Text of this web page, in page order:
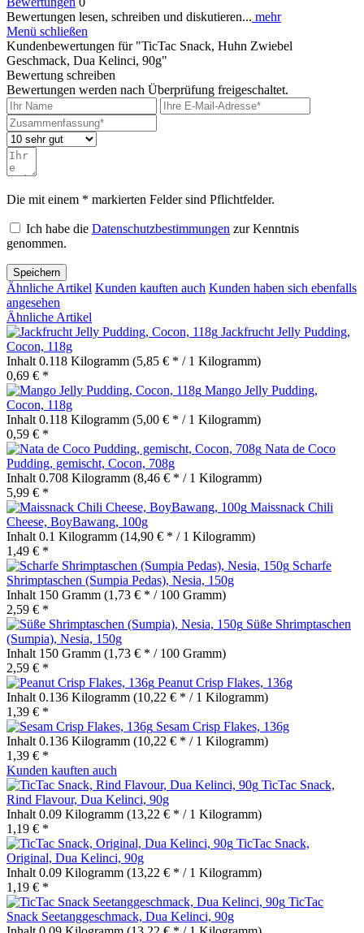
Bewertungen lesen, schreiben und diskutieren... mehr
Menü schließen
Kundenbewertungen für "TicTac Snack, Huhn Zwiebel
Geschmack, Dua Kelinci, 90g"
Bewertung schreiben
Bewertungen werden nach Überprüfung freigeschaltet.
Die mit einem * markierten Felder sind Pflichtfelder.
Ich habe die Datenschutzbestimmungen zur Kenntnis
genommen.
Speichern
Ähnliche Artikel Kunden kauften auch Kunden haben sich ebenfalls
angesehen
Ähnliche Artikel
Jackfrucht Jelly Pudding,
Cocon, 118g
Inhalt 0.118 Kilogramm (5,85 € * / 1 Kilogramm)
0,69 € *
Mango Jelly Pudding,
Cocon, 118g
Inhalt 0.118 Kilogramm (5,00 € * / 1 Kilogramm)
0,59 € *
Nata de Coco
Pudding, gemischt, Cocon, 708g
Inhalt 0.708 Kilogramm (8,46 € * / 1 Kilogramm)
5,99 € *
Maissnack Chili
Cheese, BoyBawang, 100g
Inhalt 0.1 Kilogramm (14,90 € * / 1 Kilogramm)
1,49 € *
Scharfe
Shrimptaschen (Sumpia Pedas), Nesia, 150g
Inhalt 150 Gramm (1,73 € * / 100 Gramm)
2,59 € *
Süße Shrimptaschen
(Sumpia), Nesia, 150g
Inhalt 150 Gramm (1,73 € * / 100 Gramm)
2,59 € *
Peanut Crisp Flakes, 136g
Inhalt 0.136 Kilogramm (10,22 € * / 1 Kilogramm)
1,39 € *
Sesam Crisp Flakes, 136g
Inhalt 0.136 Kilogramm (10,22 € * / 1 Kilogramm)
1,39 € *
Kunden kauften auch
TicTac Snack,
Rind Flavour, Dua Kelinci, 90g
Inhalt 0.09 Kilogramm (13,22 € * / 1 Kilogramm)
1,19 € *
TicTac Snack,
Original, Dua Kelinci, 90g
Inhalt 0.09 Kilogramm (13,22 € * / 1 Kilogramm)
1,19 € *
TicTac
Snack Seetanggeschmack, Dua Kelinci, 90g